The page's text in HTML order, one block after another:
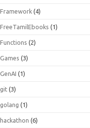
Framework (4)
FreeTamilEbooks (1)
Functions (2)
Games (3)
GenAI (1)
git (3)
golang (1)
hackathon (6)